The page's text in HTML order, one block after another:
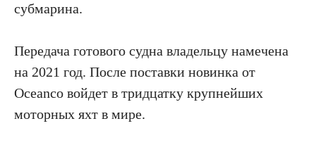
субмарина.
Передача готового судна владельцу намечена
на 2021 год. После поставки новинка от
Oceanco войдет в тридцатку крупнейших
моторных яхт в мире.